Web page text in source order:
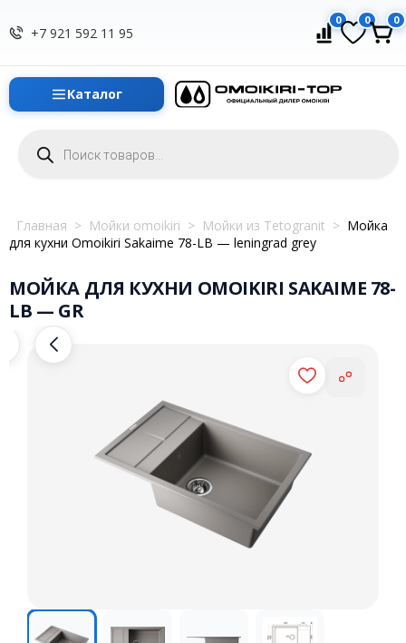
+7 921 592 11 95
0 0 0
Каталог
товаров
Главная > Мойки omoikiri > Мойки из Tetogranit > Мойка
для кухни Omoikiri Sakaime 78-LB — leningrad grey
МОЙКА ДЛЯ КУХНИ OMOIKIRI SAKAIME 78-
LB — GR